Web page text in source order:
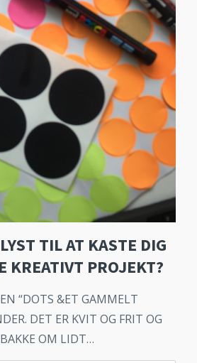
TIL AT KASTE DIG
KREATIVT PROJEKT?
“DOTS &ET GAMMELT
DET ER KVIT OG FRIT OG
OM LIDT…